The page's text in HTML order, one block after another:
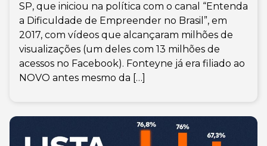
SP, que iniciou na política com o canal “Entenda
a Dificuldade de Empreender no Brasil”, em
2017, com vídeos que alcançaram milhões de
visualizações (um deles com 13 milhões de
acessos no Facebook). Fonteyne já era filiado ao
NOVO antes mesmo da […]